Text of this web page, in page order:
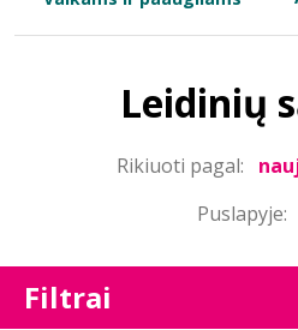
Leidinių
Rikiuoti pagal:
Puslapyje:
Filtrai